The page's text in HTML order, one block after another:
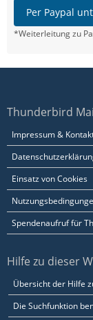
Per Paypal
*Weiterleitung zu
Thunderbird
Impressum &
Einsatz von Cookies
Spendenaufruf für
Hilfe zu dieser
Übersicht der Hilfe
Die Suchfunktion